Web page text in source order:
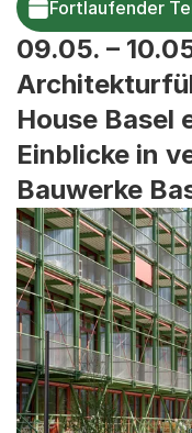
Fortlaufender
09.05. –
House Basel
Einblicke in
Bauwerke